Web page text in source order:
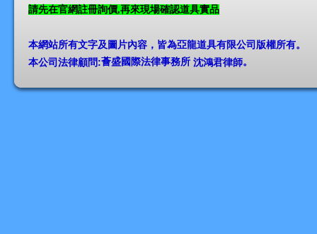
請先在官網註冊詢價,再來現場確認道具實品
本網站所有文字及圖片內容，皆為亞龍道具有限公司版權所有。
本公司法律顧問:薈盛國際法律事務所 沈鴻君律師。